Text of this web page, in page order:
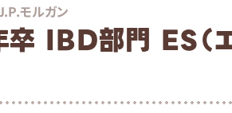
モルガン
IBD部門 ES（